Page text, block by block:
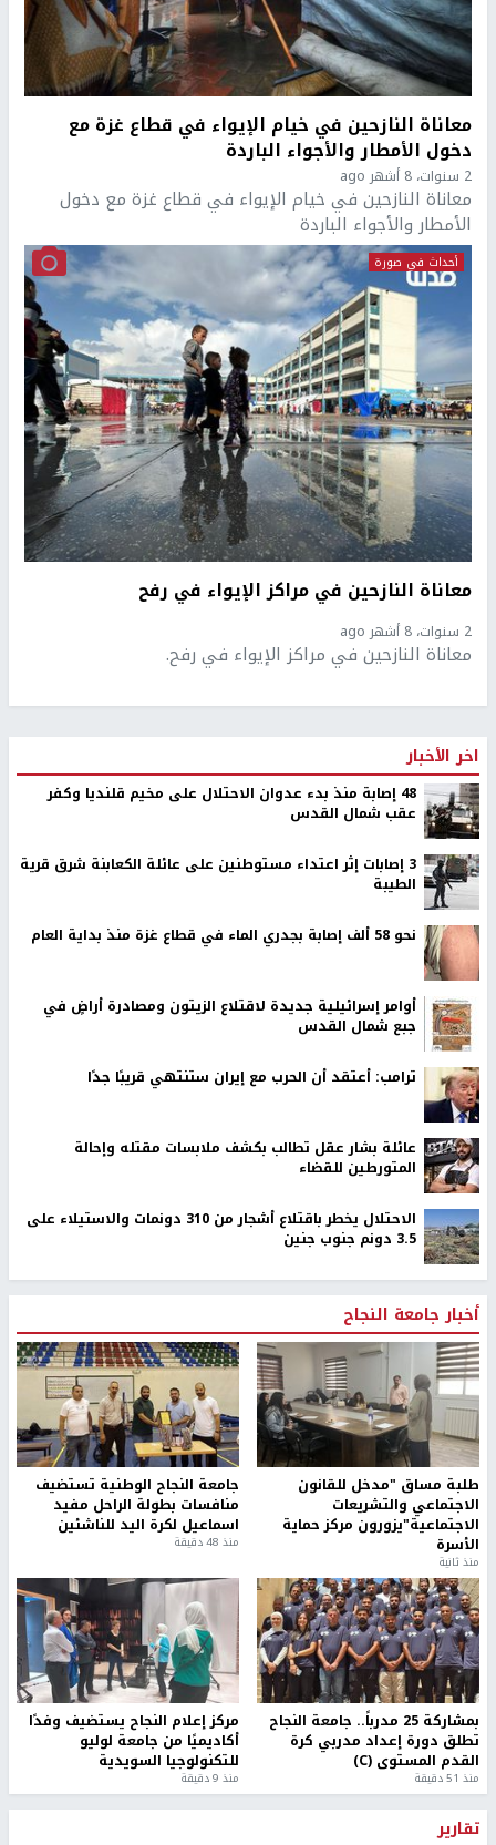
معاناة النازحين في خيام الإيواء في قطاع غزة مع
دخول الأمطار والأجواء الباردة
2 سنوات، 8 أشهر ago
معاناة النازحين في خيام الإيواء في قطاع غزة مع دخول
الأمطار والأجواء الباردة
أحداث في صورة
معاناة النازحين في مراكز الإيواء في رفح
2 سنوات، 8 أشهر ago
معاناة النازحين في مراكز الإيواء في رفح.
اخر الأخبار
48 إصابة منذ بدء عدوان الاحتلال على مخيم قلنديا وكفر
عقب شمال القدس
‏3 إصابات إثر اعتداء مستوطنين على عائلة الكعابنة شرق قرية
الطيبة
نحو 58 ألف إصابة بجدري الماء في قطاع غزة منذ بداية العام
أوامر إسرائيلية جديدة لاقتلاع الزيتون ومصادرة أراضٍ في
جبع شمال القدس
ترامب: أعتقد أن الحرب مع إيران ستنتهي قريبًا جدًا
عائلة بشار عقل تطالب بكشف ملابسات مقتله وإحالة
المتورطين للقضاء
الاحتلال يخطر باقتلاع أشجار من 310 دونمات والاستيلاء على
3.5 دونم جنوب جنين
أخبار جامعة النجاح
طلبة مساق "مدخل للقانون
الاجتماعي والتشريعات
الاجتماعية"يزورون مركز حماية
الأسرة
منذ ثانية
جامعة النجاح الوطنية تستضيف
منافسات بطولة الراحل مفيد
اسماعيل لكرة اليد للناشئين
منذ 48 دقيقة
بمشاركة 25 مدرباً.. جامعة النجاح
تطلق دورة إعداد مدربي كرة
القدم المستوى (C)
منذ 51 دقيقة
مركز إعلام النجاح يستضيف وفدًا
أكاديميًا من جامعة لوليو
للتكنولوجيا السويدية
منذ 9 دقيقة
تقارير